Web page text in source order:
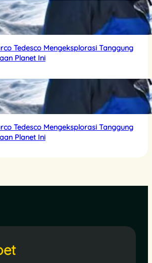
Tedesco Mengeksplorasi Tanggung
Planet Ini
Tedesco Mengeksplorasi Tanggung
Planet Ini